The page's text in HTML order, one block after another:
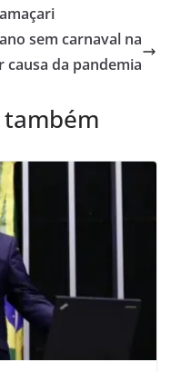
sem carnaval na
causa da pandemia